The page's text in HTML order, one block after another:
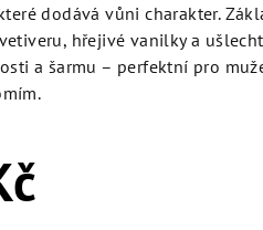
dodává vůni charakter.
hřejivé vanilky a
a šarmu – perfektní pro